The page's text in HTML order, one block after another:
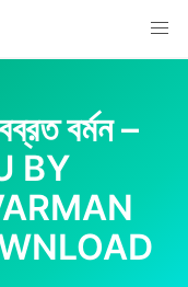
বর্মন –
BY